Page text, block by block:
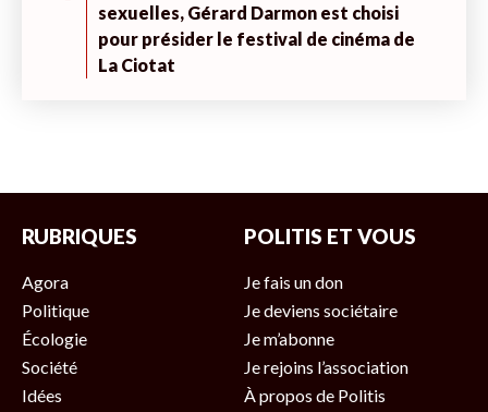
sexuelles, Gérard Darmon est choisi
pour présider le festival de cinéma de
La Ciotat
RUBRIQUES
Agora
Politique
Écologie
Société
Idées
POLITIS ET VOUS
Je fais un don
Je deviens sociétaire
Je m’abonne
Je rejoins l’association
À propos de Politis